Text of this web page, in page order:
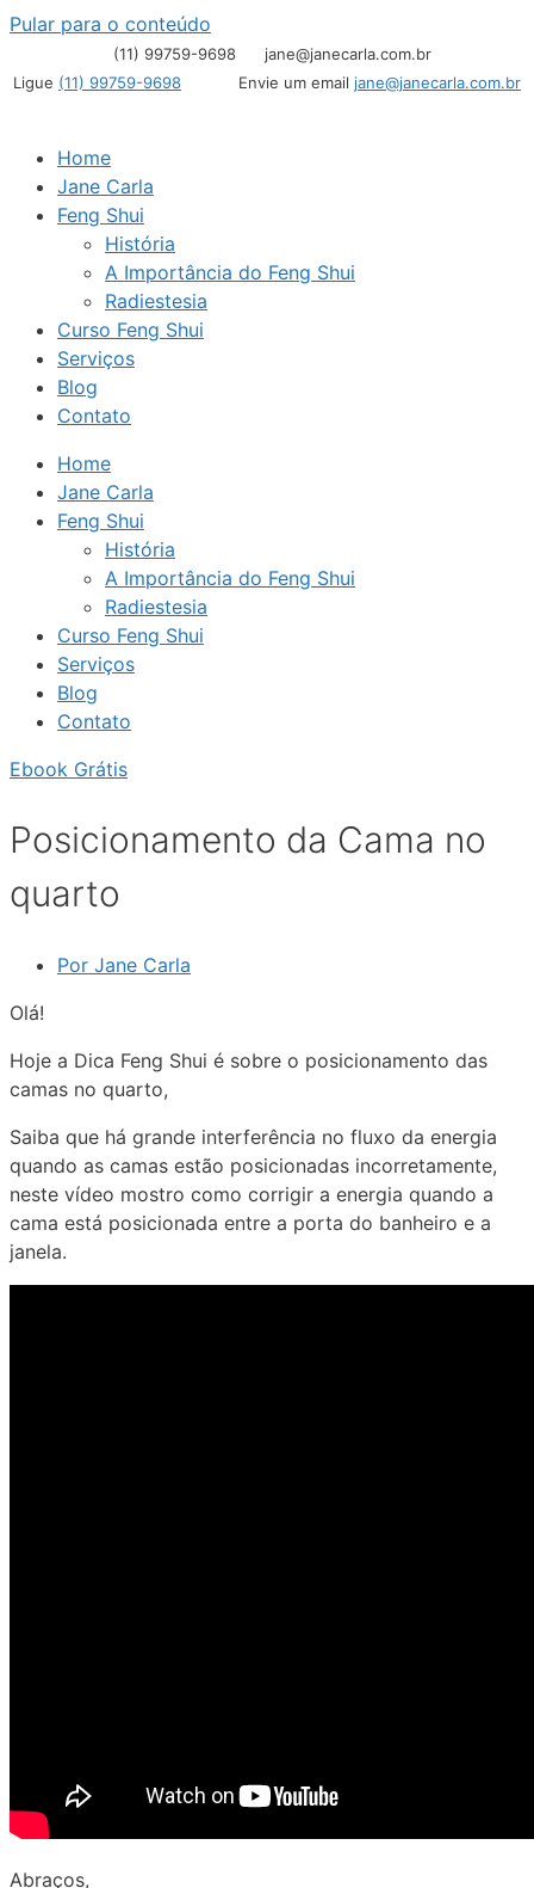
Pular para o conteúdo
(11) 99759-9698
jane@janecarla.com.br
Ligue (11) 99759-9698 Envie um email jane@janecarla.com.br
Home
Jane Carla
Feng Shui
História
A Importância do Feng Shui
Radiestesia
Curso Feng Shui
Serviços
Blog
Contato
Home
Jane Carla
Feng Shui
História
A Importância do Feng Shui
Radiestesia
Curso Feng Shui
Serviços
Blog
Contato
Ebook Grátis
Posicionamento da Cama no
quarto
Por Jane Carla
Olá!
Hoje a Dica Feng Shui é sobre o posicionamento das
camas no quarto,
Saiba que há grande interferência no fluxo da energia
quando as camas estão posicionadas incorretamente,
neste vídeo mostro como corrigir a energia quando a
cama está posicionada entre a porta do banheiro e a
janela.
Abraços,